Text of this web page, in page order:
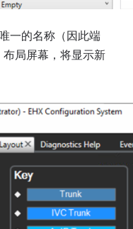
一的名称（因此端
局屏幕，将显示新